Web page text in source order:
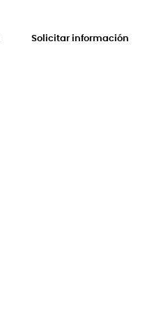
Solicitar información